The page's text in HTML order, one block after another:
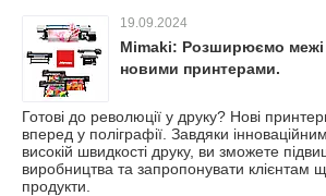
19.09.2024
Mimaki: Розширюємо межі
новими принтерами.
Готові до революції у друку? Нові
вперед у поліграфії. Завдяки
високій швидкості друку, ви зможете
виробництва та запропонувати клієнтам
продукти.